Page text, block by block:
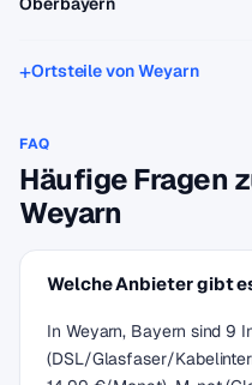
Ortsteile von Weyarn
FAQ
Häufige Fragen
Weyarn
Welche Anbieter gibt
In Weyarn, Bayern sind 9
(DSL/Glasfaser/